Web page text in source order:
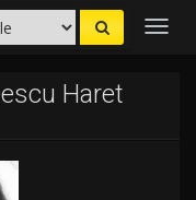
Haret